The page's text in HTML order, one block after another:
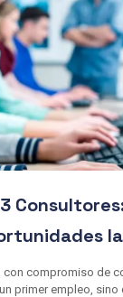
con compromiso de
primer empleo, sino